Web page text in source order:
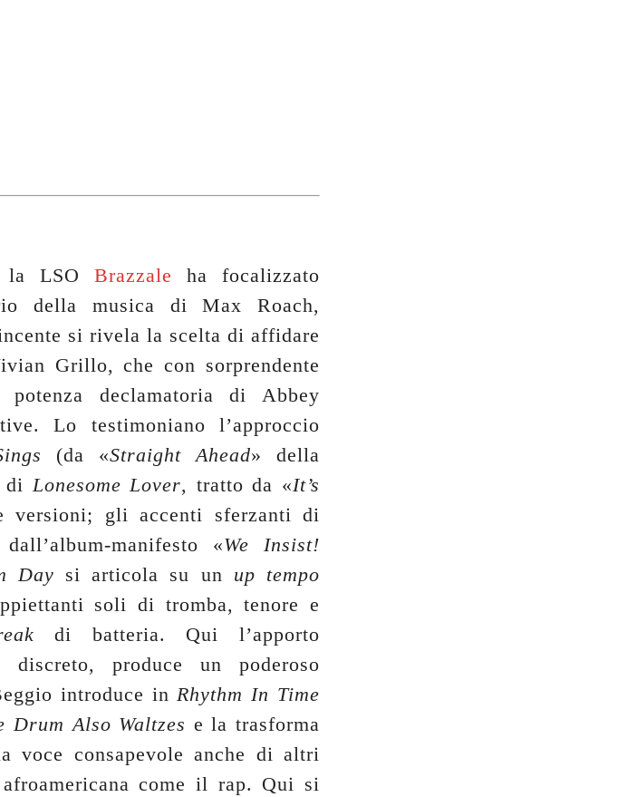
la LSOBrazzale ha focalizzato
della musica di Max Roach,
si rivela la scelta di affidare
Grillo, che con sorprendente
declamatoria di Abbey
Lo testimoniano l’approccio
(da «Straight Ahead» della
diLonesome Lover, tratto da «It’s
versioni; gli accenti sferzanti di
manifesto «We Insist!
Day si articola su un up tempo
soli di tromba, tenore e
di batteria. Qui l’apporto
produce un poderoso
introduce inRhythm In Time
Drum Also Waltzes e la trasforma
voce consapevole anche di altri
afroamericana come il rap. Qui si